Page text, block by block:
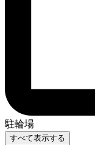
駐輪場
すべて表示する